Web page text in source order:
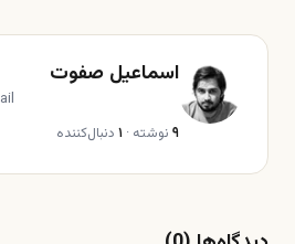
اسماعیل صفوت
۹ نوشته · ۱ دنبال‌کننده